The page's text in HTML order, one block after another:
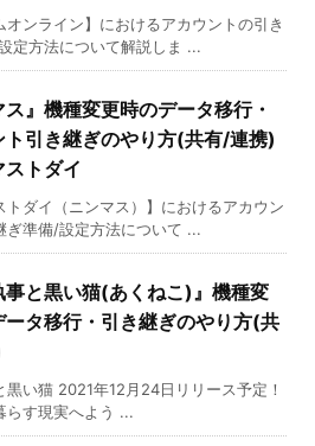
オンライン】におけるアカウントの引き
定方法について解説しま ...
ス』機種変更時のデータ移行・
ト引き継ぎのやり方(共有/連携)
ストダイ
トダイ（ニンマス）】におけるアカウン
ぎ準備/設定方法について ...
事と黒い猫(あくねこ)』機種変
ータ移行・引き継ぎのやり方(共
黒い猫 2021年12月24日リリース予定！
らす現実へよう ...